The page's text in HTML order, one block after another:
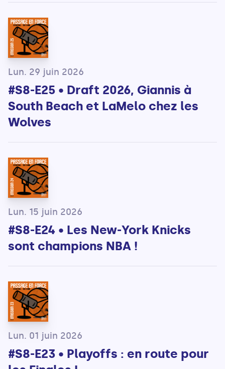
Lun. 29 juin 2026
#S8-E25 • Draft 2026, Giannis à
South Beach et LaMelo chez les
Wolves
Lun. 15 juin 2026
#S8-E24 • Les New-York Knicks
sont champions NBA !
Lun. 01 juin 2026
#S8-E23 • Playoffs : en route pour